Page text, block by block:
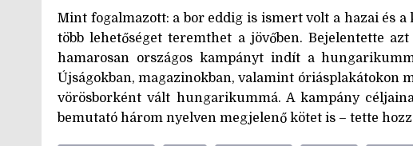
Mint fogalmazott: a bor eddig is ismert volt a hazai és
több lehetőséget teremthet a jövőben. Bejelentette
hamarosan országos kampányt indít a
Újságokban, magazinokban, valamint óriásplakátokon
vörösborként vált hungarikummá. A kampány
bemutató három nyelven megjelenő kötet is – tette